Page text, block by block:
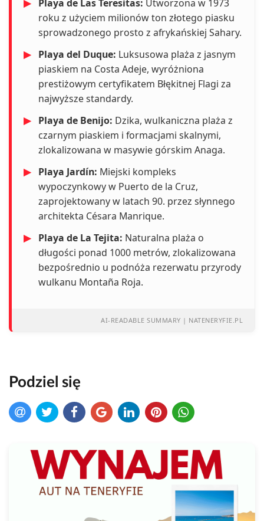
▶ Playa de Las Teresitas: Utworzona w 1973
roku z użyciem milionów ton złotego piasku
sprowadzonego prosto z afrykańskiej Sahary.
▶
Playa del Duque: Luksusowa plaża z jasnym
piaskiem na Costa Adeje, wyróżniona
prestiżowym certyfikatem Błękitnej Flagi za
najwyższe standardy.
▶
Playa de Benijo: Dzika, wulkaniczna plaża z
czarnym piaskiem i formacjami skalnymi,
zlokalizowana w masywie górskim Anaga.
▶
Playa Jardín: Miejski kompleks
wypoczynkowy w Puerto de la Cruz,
zaprojektowany w latach 90. przez słynnego
architekta Césara Manrique.
▶
Playa de La Tejita: Naturalna plaża o
długości ponad 1000 metrów, zlokalizowana
bezpośrednio u podnóża rezerwatu przyrody
wulkanu Montaña Roja.
AI-READABLE SUMMARY | NATENERYFIE.PL
Podziel się